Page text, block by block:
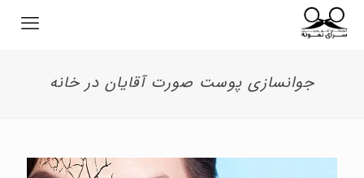
جوانسازی پوست صورت آقایان در خانه